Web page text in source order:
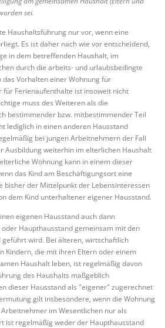
sei.
Haushaltsführung nur vor, wenn eine
Es ist daher nach wie vor entscheidend,
in dem betreffenden Haushalt, im
durch die arbeits- und urlaubsbedingte
Vorhalten einer Wohnung für
für Ferienaufenthalte ist insoweit nicht
muss des Weiteren als die
bestimmender bzw. mitbestimmender Teil
lediglich in einen anderen Hausstand
bei jungen Arbeitnehmern der Fall
Ausbildung weiterhin im elterlichen Haushalt
Wohnung kann in einem dieser
das Kind am Beschäftigungsort eine
bisher der Mittelpunkt der Lebensinteressen
dem Kind unterhaltener eigener Hausstand.
eigenen Hausstand auch dann
Haupthausstand gemeinsam mit den
wird. Bei älteren, wirtschaftlich
Kindern, die mit ihren Eltern oder einem
Haushalt leben, ist regelmäßig davon
des Haushalts maßgeblich
dieser Hausstand als "eigener" zugerechnet
gilt insbesondere, wenn die Wohnung
im Wesentlichen nur als
ist regelmäßig weder der Haupthausstand